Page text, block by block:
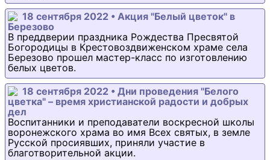
18 сентября 2022 • Акция "Белый цветок" в
Березово
В преддверии праздника Рождества Пресвятой
Богородицы в Крестовоздвиженском храме села
Березово прошел мастер-класс по изготовлению
белых цветов.
18 сентября 2022 • Дни проведения "Белого
цветка" – время христианской радости и добрых
дел
Воспитанники и преподаватели воскресной школы
воронежского храма во имя Всех святых, в земле
Русской просиявших, приняли участие в
благотворительной акции.